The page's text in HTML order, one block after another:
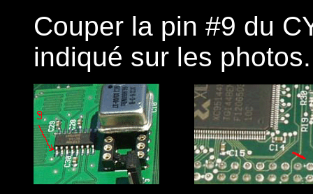
Couper la pin #9 du
indiqué sur les